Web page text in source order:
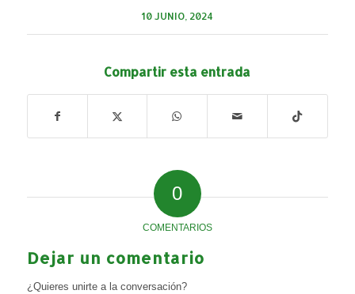
10 JUNIO, 2024
Compartir esta entrada
0
COMENTARIOS
Dejar un comentario
¿Quieres unirte a la conversación?